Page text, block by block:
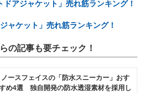
アジャケット」売れ筋ランキング！
ャケット」売れ筋ランキング！
の記事も要チェック！
ノースフェイスの「防水スニーカー」おす
め4選 独自開発の防水透湿素材を採用し